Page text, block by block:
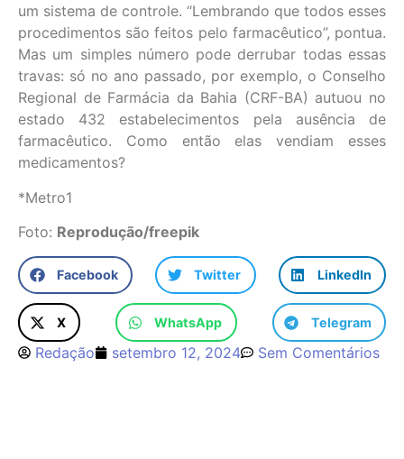
um sistema de controle. “Lembrando que todos esses
procedimentos são feitos pelo farmacêutico”, pontua.
Mas um simples número pode derrubar todas essas
travas: só no ano passado, por exemplo, o Conselho
Regional de Farmácia da Bahia (CRF-BA) autuou no
estado 432 estabelecimentos pela ausência de
farmacêutico. Como então elas vendiam esses
medicamentos?
*Metro1
Foto: Reprodução/freepik
Facebook Twitter LinkedIn
X WhatsApp Telegram
Redação setembro 12, 2024 Sem Comentários